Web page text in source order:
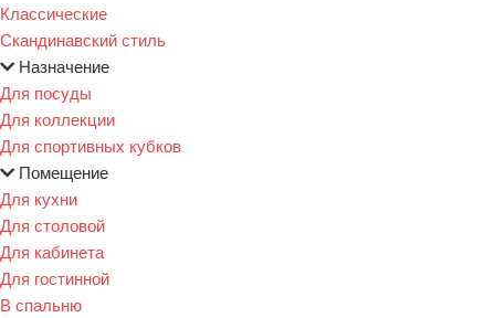
Классические
Скандинавский стиль
Назначение
Для посуды
Для коллекции
Для спортивных кубков
Помещение
Для кухни
Для столовой
Для кабинета
Для гостинной
В спальню